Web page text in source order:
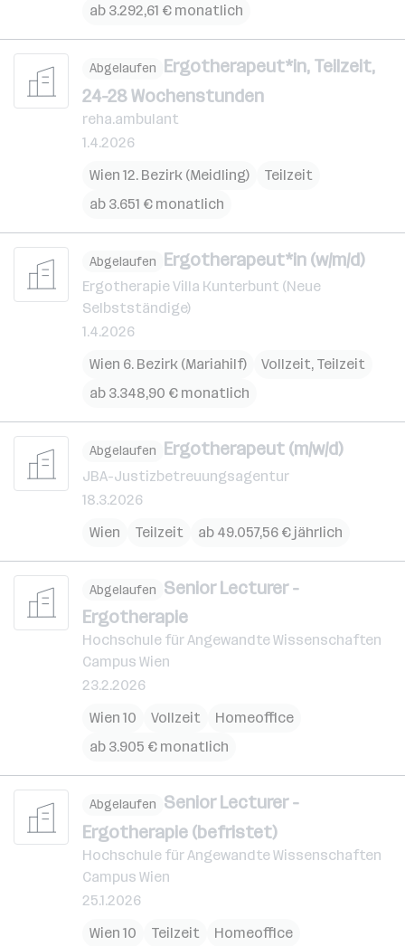
ab 3.292,61 € monatlich
Abgelaufen Ergotherapeut*in, Teilzeit,
24-28 Wochenstunden
reha.ambulant
1.4.2026
Wien 12. Bezirk (Meidling)
Teilzeit
ab 3.651 € monatlich
Abgelaufen Ergotherapeut*in (w/m/d)
Ergotherapie Villa Kunterbunt (Neue
Selbstständige)
1.4.2026
Wien 6. Bezirk (Mariahilf)
Vollzeit, Teilzeit
ab 3.348,90 € monatlich
Abgelaufen Ergotherapeut (m/w/d)
JBA-Justizbetreuungsagentur
18.3.2026
Wien
Teilzeit ab 49.057,56 € jährlich
Abgelaufen Senior Lecturer -
Ergotherapie
Hochschule für Angewandte Wissenschaften
Campus Wien
23.2.2026
Wien 10
Vollzeit
Homeoffice
ab 3.905 € monatlich
Abgelaufen Senior Lecturer -
Ergotherapie (befristet)
Hochschule für Angewandte Wissenschaften
Campus Wien
25.1.2026
Wien 10
Teilzeit
Homeoffice